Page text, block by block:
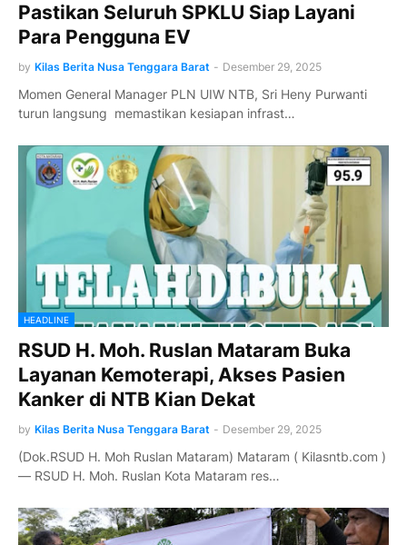
Pastikan Seluruh SPKLU Siap Layani
Para Pengguna EV
by Kilas Berita Nusa Tenggara Barat - Desember 29, 2025
Momen General Manager PLN UIW NTB, Sri Heny Purwanti
turun langsung memastikan kesiapan infrast…
HEADLINE
RSUD H. Moh. Ruslan Mataram Buka
Layanan Kemoterapi, Akses Pasien
Kanker di NTB Kian Dekat
by Kilas Berita Nusa Tenggara Barat - Desember 29, 2025
(Dok.RSUD H. Moh Ruslan Mataram) Mataram ( Kilasntb.com )
— RSUD H. Moh. Ruslan Kota Mataram res…